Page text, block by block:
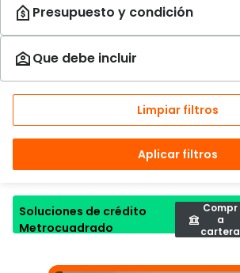
Limpiar filtros
Aplicar filtros
Soluciones de crédito
Metrocuadrado
Compr
a
cartera